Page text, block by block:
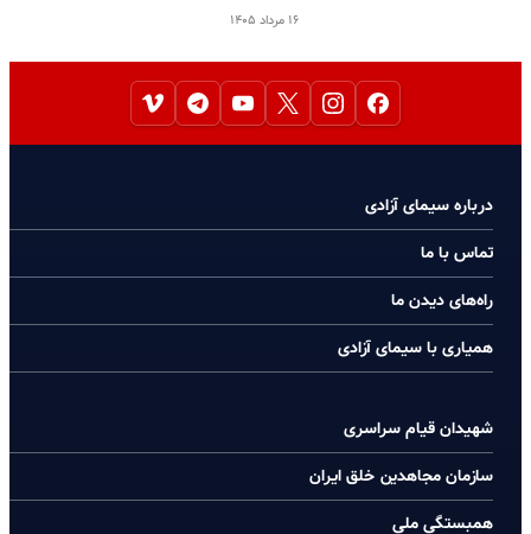
۱۶ مرداد ۱۴۰۵
درباره سیمای آزادی
تماس با ما
راه‌های دیدن ما
همیاری با سیمای آزادی
شهیدان قیام سراسری
سازمان مجاهدین خلق ایران
همبستگی ملی